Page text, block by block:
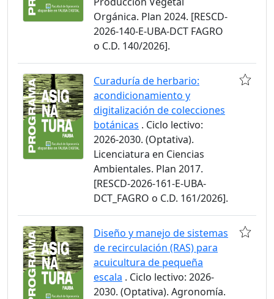
Orgánica. Plan 2024. [RESCD-
2026-140-E-UBA-DCT FAGRO
o C.D. 140/2026].
Curaduría de herbario:
acondicionamiento y
digitalización de colecciones
botánicas . Ciclo lectivo:
2026-2030. (Optativa).
Licenciatura en Ciencias
Ambientales. Plan 2017.
[RESCD-2026-161-E-UBA-
DCT_FAGRO o C.D. 161/2026].
Diseño y manejo de sistemas
de recirculación (RAS) para
acuicultura de pequeña
escala . Ciclo lectivo: 2026-
2030. (Optativa). Agronomía.